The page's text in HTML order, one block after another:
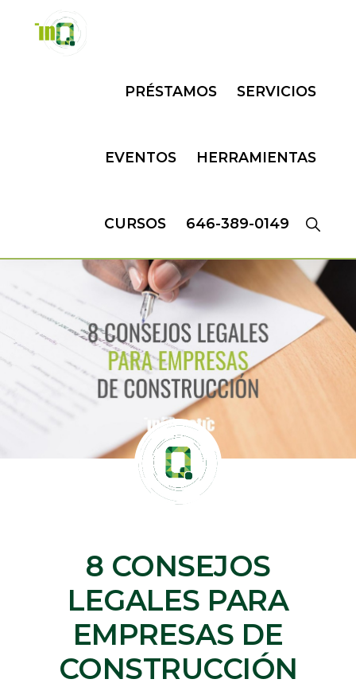
PRÉSTAMOS SERVICIOS
EVENTOS HERRAMIENTAS
CURSOS 646-389-0149
8 CONSEJOS
LEGALES PARA
EMPRESAS DE
CONSTRUCCIÓN